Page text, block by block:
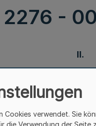
2276 -
II.
zugelassene
des
Cookies verwendet. Sie